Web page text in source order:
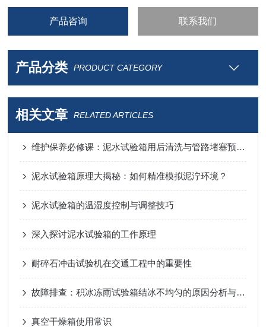
产品咨询 联系我们
产品分类 PRODUCT CATEGORY
相关文章 RELATED ARTICLES
维护保养必修课：泥水试验箱用后清洗与管路堵塞预防指南
泥水试验箱原理大揭秘：如何精准模拟泥泞环境？
泥水试验箱的温湿度控制与调整技巧
深入探讨泥水试验箱的工作原理
耐碎石冲击试验机在交通工程中的重要性
故障排查：积冰冻雨试验箱结冰不均匀的原因分析与解决
真空干燥箱使用常识